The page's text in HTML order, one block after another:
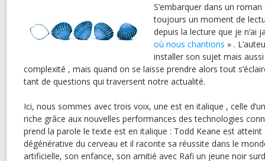
S’embarquer dans un
toujours un moment de
depuis la lecture que je n’ai
où nous chantions » .
installer son sujet mais aussi
complexité , mais quand on se laisse prendre alors tout
tant de questions qui traversent notre actualité.
Ici, nous sommes avec trois voix, une est en italique , celle
riche grâce aux nouvelles performances des technologies
prend la parole le texte est en italique : Todd Keane est atteint
dégénérative du cerveau et il raconte sa réussite dans le
artificielle, son enfance, son amitié avec Rafi un jeune noir